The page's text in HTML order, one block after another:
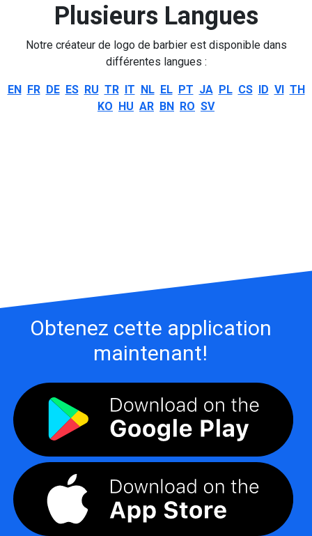
Plusieurs Langues
Notre créateur de logo de barbier est disponible dans
différentes langues :
EN FR DE ES RU TR IT NL EL PT JA PL CS ID VI TH
KO HU AR BN RO SV
Obtenez cette application
maintenant!